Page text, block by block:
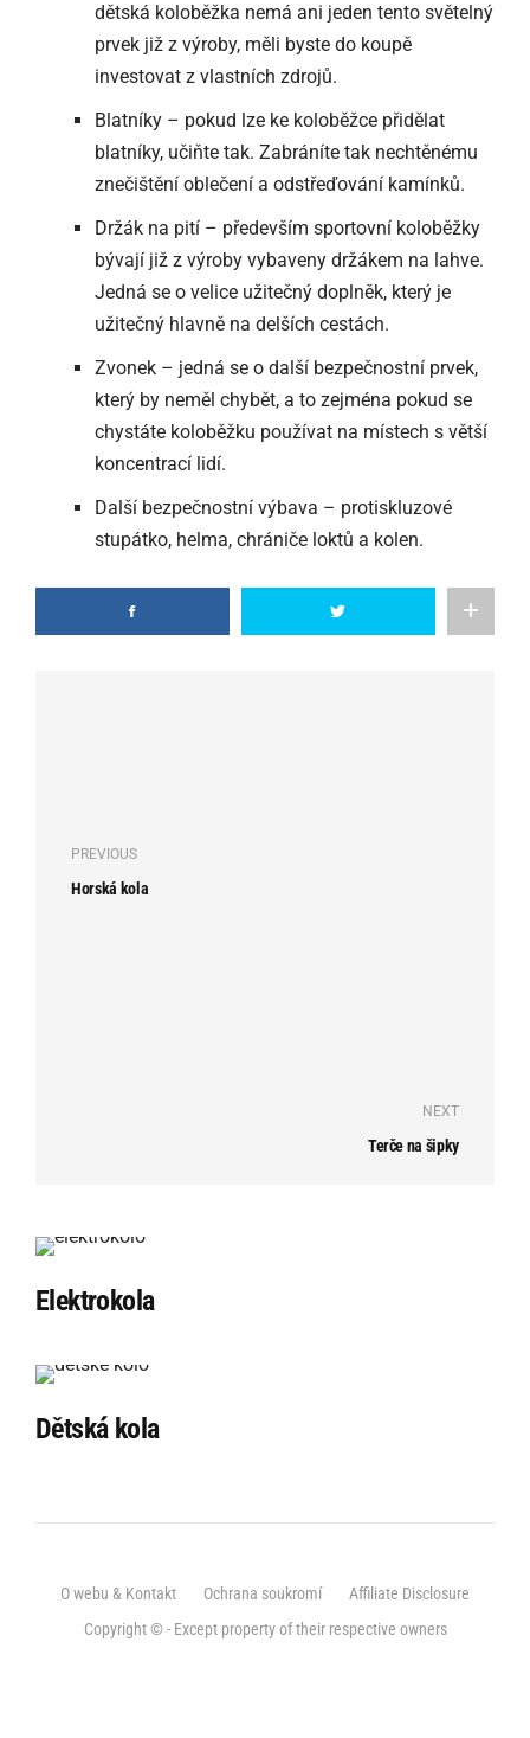
dětská koloběžka nemá ani jeden tento světelný
prvek již z výroby, měli byste do koupě
investovat z vlastních zdrojů.
Blatníky – pokud lze ke koloběžce přidělat
blatníky, učiňte tak. Zabráníte tak nechtěnému
znečištění oblečení a odstřeďování kamínků.
Držák na pití – především sportovní koloběžky
bývají již z výroby vybaveny držákem na lahve.
Jedná se o velice užitečný doplněk, který je
užitečný hlavně na delších cestách.
Zvonek – jedná se o další bezpečnostní prvek,
který by neměl chybět, a to zejména pokud se
chystáte koloběžku používat na místech s větší
koncentrací lidí.
Další bezpečnostní výbava – protiskluzové
stupátko, helma, chrániče loktů a kolen.
PREVIOUS
Horská kola
NEXT
Terče na šipky
Elektrokola
Dětská kola
O webu & Kontakt Ochrana soukromí
Affiliate Disclosure
Copyright © - Except property of their respective owners